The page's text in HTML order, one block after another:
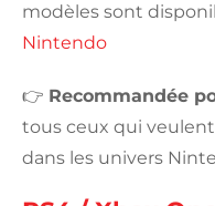
modèles sont
Nintendo
👉 Recommandée
tous ceux qui
dans les univers